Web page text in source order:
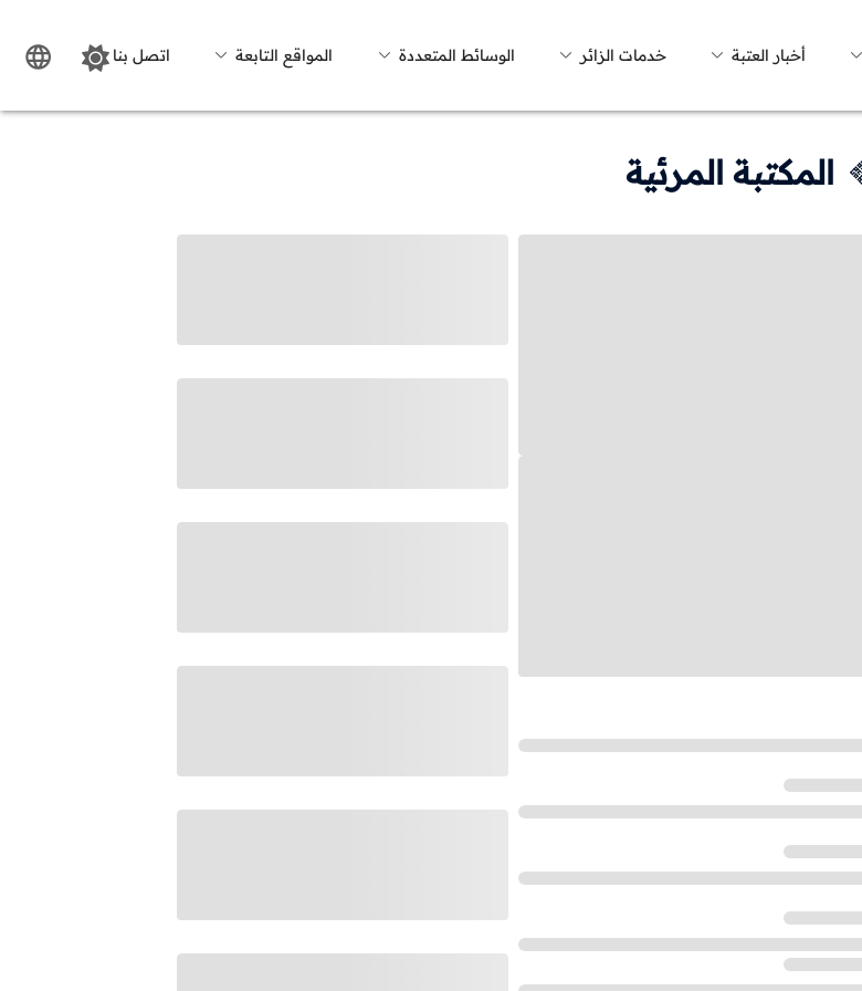
أخبار العتبة خدمات الزائر الوسائط المتعددة المواقع التابعة اتصل بنا
المكتبة المرئية